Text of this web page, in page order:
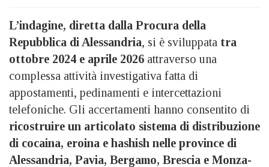
L’indagine, diretta dalla Procura della
Repubblica di Alessandria, si è sviluppata tra
ottobre 2024 e aprile 2026 attraverso una
complessa attività investigativa fatta di
appostamenti, pedinamenti e intercettazioni
telefoniche. Gli accertamenti hanno consentito di
ricostruire un articolato sistema di distribuzione
di cocaina, eroina e hashish nelle province di
Alessandria, Pavia, Bergamo, Brescia e Monza-